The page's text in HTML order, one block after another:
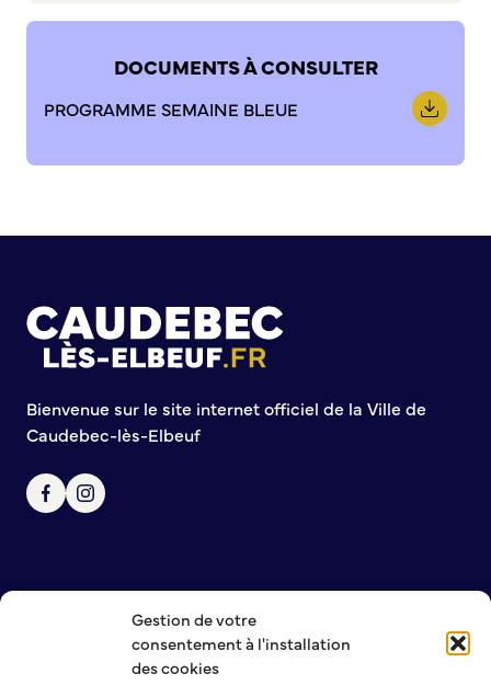
Gestion de votre
consentement à l'installation
des cookies
DOCUMENTS À CONSULTER
PROGRAMME SEMAINE BLEUE
Bienvenue sur le site internet officiel de la Ville de
Caudebec-lès-Elbeuf
NOUS CONTACTER
MENTIONS LÉGALES
POLITIQUE DE CONFIDENTIALITÉ
Conseil municipal des Jeunes (CMJ)
Conseil municipal des Sages
Grands projets
Les Cavées Est